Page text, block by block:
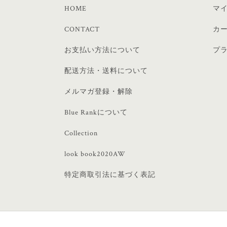
HOME
CONTACT
お支払い方法について
配送方法・送料について
メルマガ登録・解除
Blue Rankについて
Collection
look book2020AW
特定商取引法に基づく表記
マ
カ
プ